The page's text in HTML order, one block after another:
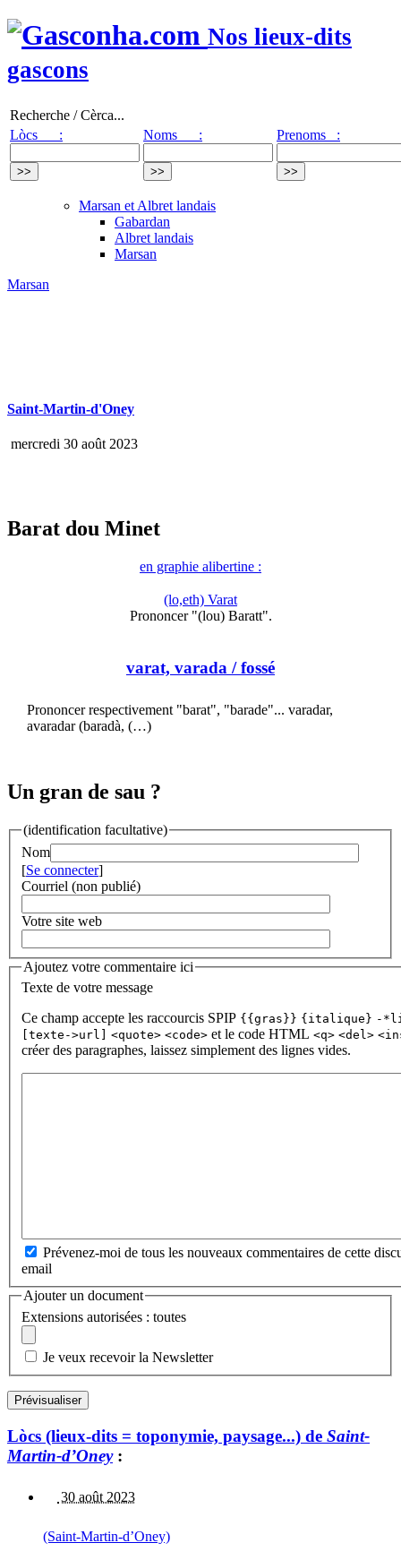
Nos lieux-dits
gascons
Recherche / Cèrca...
Lòcs :
Noms : Prenoms :
Marsan et Albret landais
Gabardan
Albret landais
Marsan
Marsan
Saint-Martin-d'Oney
mercredi 30 août 2023
Barat dou Minet
en graphie alibertine :
(lo,eth) Varat
Prononcer "(lou) Baratt".
varat, varada / fossé
Prononcer respectivement "barat", "barade"... varadar,
avaradar (baradà, (…)
Un gran de sau ?
(identification facultative)
Nom
[Se connecter]
Courriel (non publié)
Votre site web
Ajoutez votre commentaire ici
Texte de votre message
Ce champ accepte les raccourcis SPIP {{gras}} {italique} -
[texte->url]
<quote> <code> et le code HTML <q> <del>
créer des paragraphes, laissez simplement des lignes vides.
Prévenez-moi de tous les nouveaux commentaires de cette
email
Ajouter un document
Extensions autorisées : toutes
Je veux recevoir la Newsletter
Lòcs (lieux-dits = toponymie, paysage...) de Saint-
Martin-d’Oney:
30 août 2023
(Saint-Martin-d’Oney)